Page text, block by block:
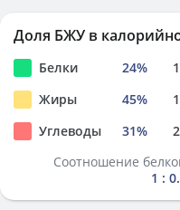
Доля БЖУ в
Белки 24%
Жиры
45%
Углеводы
31%
Соотношение
1 :